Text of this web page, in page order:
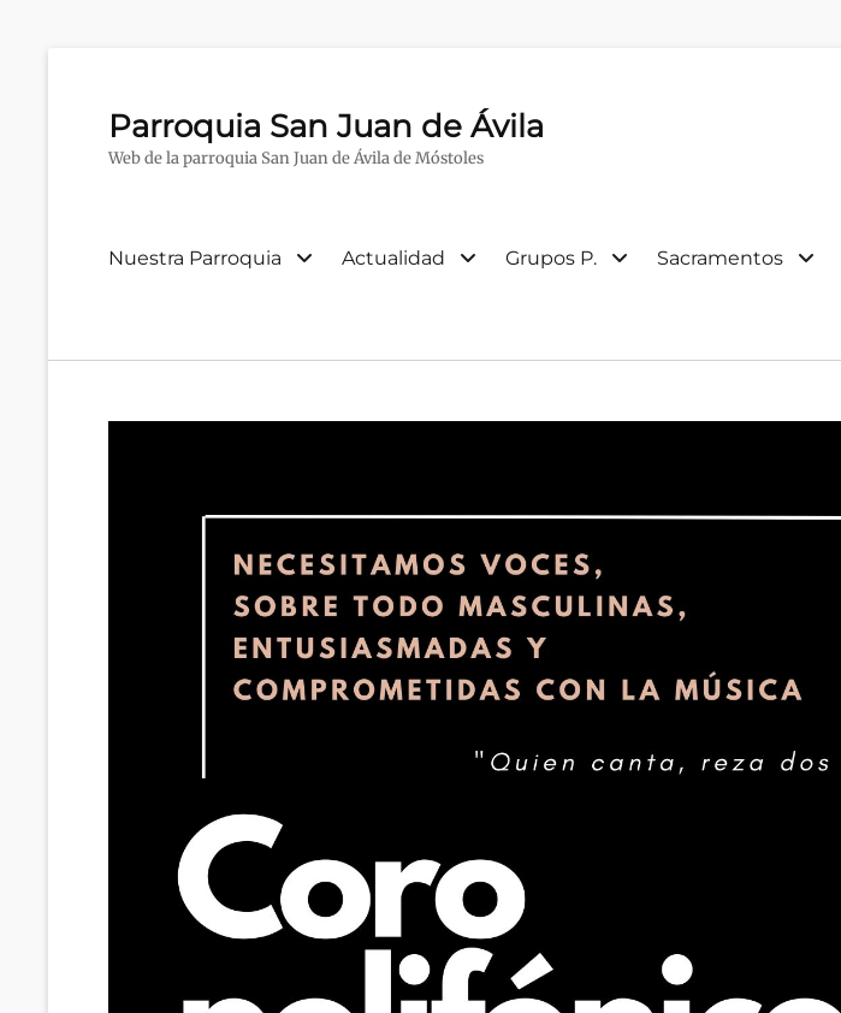
Parroquia San Juan de Ávila
Web de la parroquia San Juan de Ávila de Móstoles
Menú
Nuestra Parroquia Actualidad Grupos P. Sacramentos